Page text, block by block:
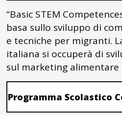
“Basic STEM
basa sullo sviluppo di
e tecniche per migranti.
italiana si occuperà di
sul marketing alimentare
Programma Scolastico